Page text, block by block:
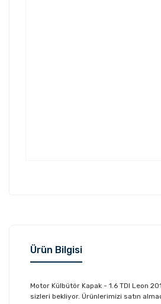
Ürün Bilgisi
Motor Külbütör Kapak - 1.6 TDI Leon
sizleri bekliyor. Ürünlerimizi satın